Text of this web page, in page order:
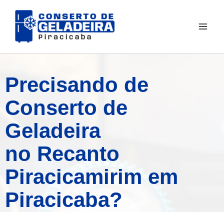
para
Precisando de
Conserto de
Geladeira
no Recanto
Piracicamirim em
Piracicaba?